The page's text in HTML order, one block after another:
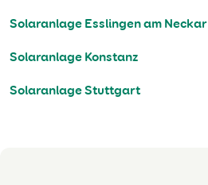
Solaranlage Esslingen am Neckar
Solaranlage Konstanz
Solaranlage Stuttgart